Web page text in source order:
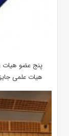
پنج عضو هیات
هیات علمی